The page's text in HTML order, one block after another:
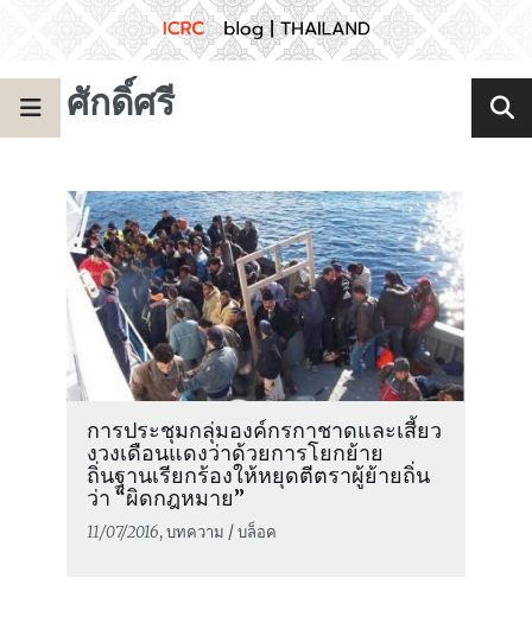
ศักดิ์ศรี
การประชุมกลุ่มองค์กรกาชาดและเสี้ยว
งวงเดือนแดงว่าด้วยการโยกย้าย
ถิ่นฐานเรียกร้องให้หยุดตีตราผู้ย้ายถิ่น
ว่า “ผิดกฎหมาย”
11/07/2016, บทความ / บล็อค